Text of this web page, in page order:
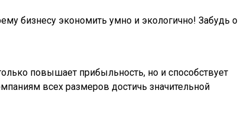
бизнесу экономить умно и экологично! Забудь о
повышает прибыльность, но и способствует
всех размеров достичь значительной